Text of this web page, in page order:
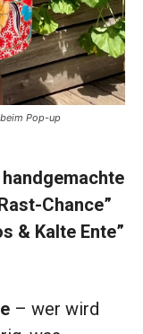
Pop-up
Chance”
& Kalte Ente”
– wer wird